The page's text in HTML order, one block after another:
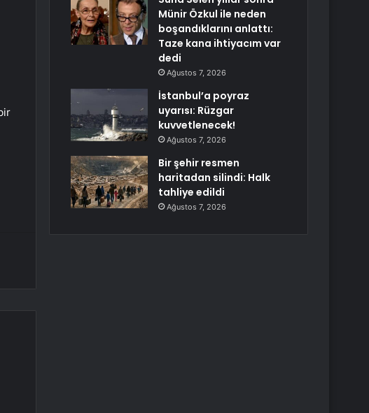
Münir Özkul ile neden
boşandıklarını anlattı:
Taze kana ihtiyacım var
dedi
Ağustos 7, 2026
İstanbul’a poyraz
uyarısı: Rüzgar
kuvvetlenecek!
Ağustos 7, 2026
Bir şehir resmen
haritadan silindi: Halk
tahliye edildi
Ağustos 7, 2026